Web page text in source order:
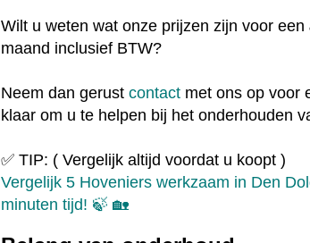
Wilt u weten wat onze prijzen zijn voor een
maand inclusief BTW?
Neem dan gerustcontact met ons op voor
klaar om u te helpen bij het onderhouden
✅ TIP: ( Vergelijk altijd voordat u koopt )
Vergelijk 5 Hoveniers werkzaam in Den
minuten tijd! 🍃 🏡